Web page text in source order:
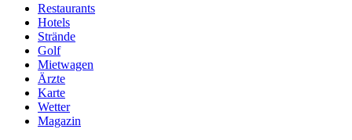
Restaurants
Hotels
Strände
Golf
Mietwagen
Ärzte
Karte
Wetter
Magazin